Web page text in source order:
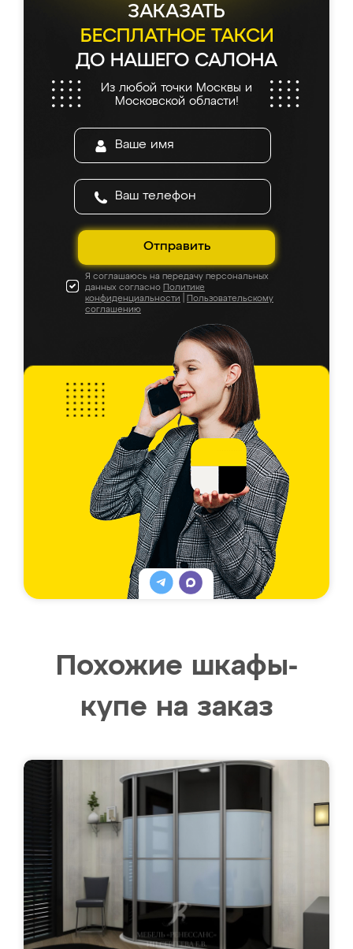
ЗАКАЗАТЬ
БЕСПЛАТНОЕ ТАКСИ
ДО НАШЕГО САЛОНА
Из любой точки Москвы и
Московской области!
Отправить
Я соглашаюсь на передачу персональных
данных согласно Политике
конфиденциальности
Пользовательскому
соглашению
Похожие шкафы-
купе на заказ